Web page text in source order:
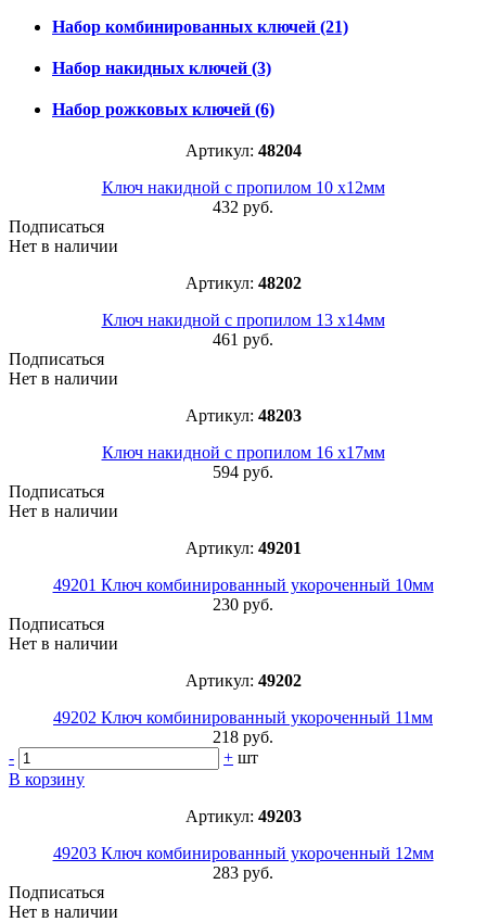
Набор комбинированных ключей (21)
Набор накидных ключей (3)
Набор рожковых ключей (6)
Артикул: 48204
Ключ накидной с пропилом 10 х12мм
432 руб.
Подписаться
Нет в наличии
Артикул: 48202
Ключ накидной с пропилом 13 х14мм
461 руб.
Подписаться
Нет в наличии
Артикул: 48203
Ключ накидной с пропилом 16 х17мм
594 руб.
Подписаться
Нет в наличии
Артикул: 49201
49201 Ключ комбинированный укороченный 10мм
230 руб.
Подписаться
Нет в наличии
Артикул: 49202
49202 Ключ комбинированный укороченный 11мм
218 руб.
-
+ шт
В корзину
Артикул: 49203
49203 Ключ комбинированный укороченный 12мм
283 руб.
Подписаться
Нет в наличии